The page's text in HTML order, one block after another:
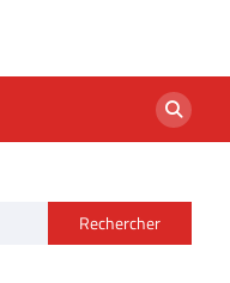
Rechercher